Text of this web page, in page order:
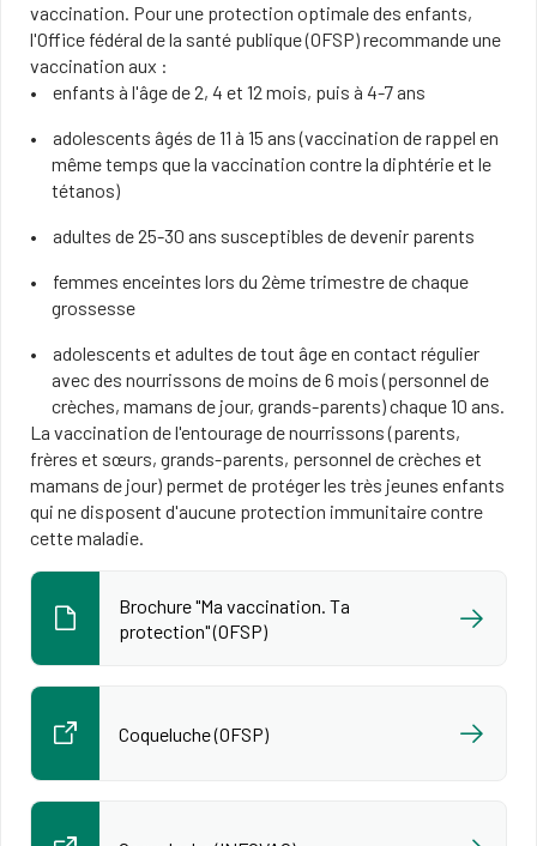
vaccination. Pour une protection optimale des enfants,
l'Office fédéral de la santé publique (OFSP) recommande une
vaccination aux :
enfants à l'âge de 2, 4 et 12 mois, puis à 4-7 ans
adolescents âgés de 11 à 15 ans (vaccination de rappel en
même temps que la vaccination contre la diphtérie et le
tétanos)
adultes de 25-30 ans susceptibles de devenir parents
femmes enceintes lors du 2ème trimestre de chaque
grossesse
adolescents et adultes de tout âge en contact régulier
avec des nourrissons de moins de 6 mois (personnel de
crèches, mamans de jour, grands-parents) chaque 10 ans.
La vaccination de l'entourage de nourrissons (parents,
frères et sœurs, grands-parents, personnel de crèches et
mamans de jour) permet de protéger les très jeunes enfants
qui ne disposent d'aucune protection immunitaire contre
cette maladie.
Brochure "Ma vaccination. Ta
protection" (OFSP)
Coqueluche (OFSP)